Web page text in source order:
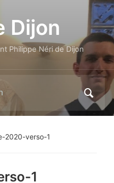
Dijon
Philippe Néri de Dijon
2020-verso-1
1